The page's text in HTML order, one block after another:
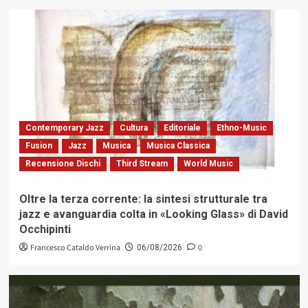
Contemporary Jazz Cultura Editoriale
Ethno-Music
Fusion
Jazz Musica
Musica Classica
Recensione Dischi
Third Stream World Music
Oltre la terza corrente: la sintesi strutturale tra
jazz e avanguardia colta in «Looking Glass» di David
Occhipinti
Francesco Cataldo Verrina 06/08/2026 0